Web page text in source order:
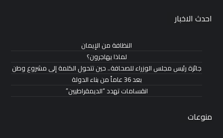
احدث الاخبار
النظافة من الإيمان
لماذا يهاجرون؟
جائزة رئيس مجلس الوزراء للصحافة.. حين تتحول الكلمة إلى مشروع وطن
بعد 36 عاماً من بناء الدولة
انقسامات تهدد “الديمقراطيين”
منوعات